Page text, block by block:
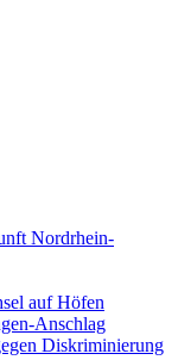
Nordrhein-
auf Höfen
Anschlag
Diskriminierung